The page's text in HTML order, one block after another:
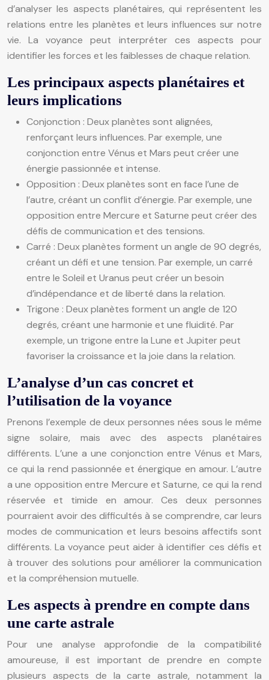
d’analyser les aspects planétaires, qui représentent les
relations entre les planètes et leurs influences sur notre
vie. La voyance peut interpréter ces aspects pour
identifier les forces et les faiblesses de chaque relation.
Les principaux aspects planétaires et
leurs implications
Conjonction : Deux planètes sont alignées,
renforçant leurs influences. Par exemple, une
conjonction entre Vénus et Mars peut créer une
énergie passionnée et intense.
Opposition : Deux planètes sont en face l’une de
l’autre, créant un conflit d’énergie. Par exemple, une
opposition entre Mercure et Saturne peut créer des
défis de communication et des tensions.
Carré : Deux planètes forment un angle de 90 degrés,
créant un défi et une tension. Par exemple, un carré
entre le Soleil et Uranus peut créer un besoin
d’indépendance et de liberté dans la relation.
Trigone : Deux planètes forment un angle de 120
degrés, créant une harmonie et une fluidité. Par
exemple, un trigone entre la Lune et Jupiter peut
favoriser la croissance et la joie dans la relation.
L’analyse d’un cas concret et
l’utilisation de la voyance
Prenons l’exemple de deux personnes nées sous le même
signe solaire, mais avec des aspects planétaires
différents. L’une a une conjonction entre Vénus et Mars,
ce qui la rend passionnée et énergique en amour. L’autre
a une opposition entre Mercure et Saturne, ce qui la rend
réservée et timide en amour. Ces deux personnes
pourraient avoir des difficultés à se comprendre, car leurs
modes de communication et leurs besoins affectifs sont
différents. La voyance peut aider à identifier ces défis et
à trouver des solutions pour améliorer la communication
et la compréhension mutuelle.
Les aspects à prendre en compte dans
une carte astrale
Pour une analyse approfondie de la compatibilité
amoureuse, il est important de prendre en compte
plusieurs aspects de la carte astrale, notamment la